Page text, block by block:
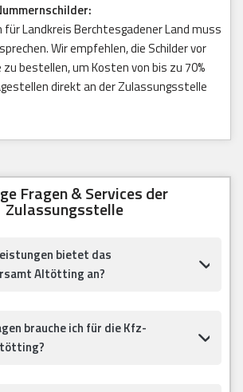
für Landkreis Berchtesgadener Land muss
Wir empfehlen, die Schilder vor
bestellen, um Kosten von bis zu 70%
direkt an der Zulassungsstelle
Fragen & Services der
Zulassungsstelle
bietet das
Altötting an?
brauche ich für die Kfz-